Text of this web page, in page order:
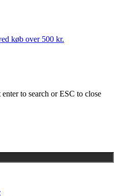
køb over 500 kr.
to search or ESC to close